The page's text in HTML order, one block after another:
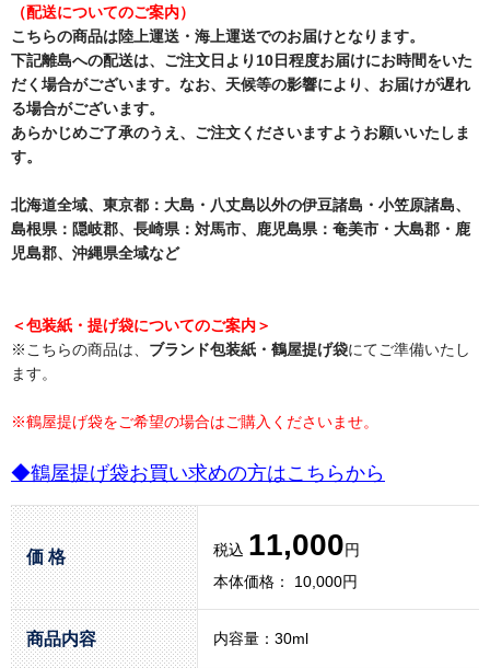
（配送についてのご案内）
こちらの商品は陸上運送・海上運送でのお届けとなります。
下記離島への配送は、ご注文日より10日程度お届けにお時間をいた
だく場合がございます。なお、天候等の影響により、お届けが遅れ
る場合がございます。
あらかじめご了承のうえ、ご注文くださいますようお願いいたしま
す。
北海道全域、東京都：大島・八丈島以外の伊豆諸島・小笠原諸島、
島根県：隠岐郡、長崎県：対馬市、鹿児島県：奄美市・大島郡・鹿
児島郡、沖縄県全域など
＜包装紙・提げ袋についてのご案内＞
※こちらの商品は、 ブランド包装紙・鶴屋提げ袋にてご準備いたし
ます。
※鶴屋提げ袋をご希望の場合はご購入くださいませ。
◆鶴屋提げ袋お買い求めの方はこちらから
価 格 税込 11,000円
本体価格： 10,000円
商品内容 内容量：30ml